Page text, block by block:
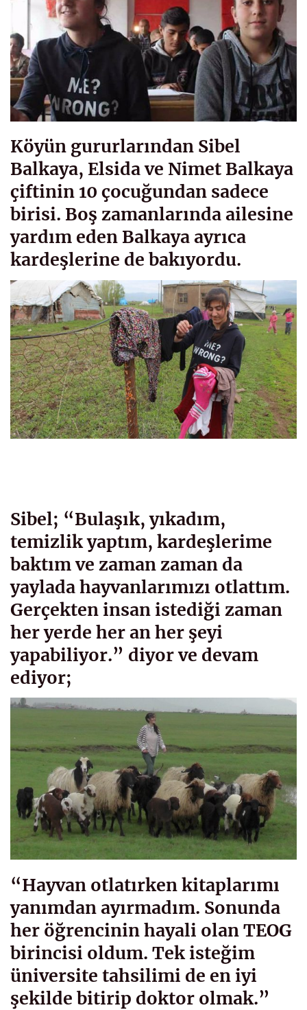
Köyün gururlarından Sibel
Balkaya, Elsida ve Nimet Balkaya
çiftinin 10 çocuğundan sadece
birisi. Boş zamanlarında ailesine
yardım eden Balkaya ayrıca
kardeşlerine de bakıyordu.
Sibel; “Bulaşık, yıkadım,
temizlik yaptım, kardeşlerime
baktım ve zaman zaman da
yaylada hayvanlarımızı otlattım.
Gerçekten insan istediği zaman
her yerde her an her şeyi
yapabiliyor.” diyor ve devam
ediyor;
“Hayvan otlatırken kitaplarımı
yanımdan ayırmadım. Sonunda
her öğrencinin hayali olan TEOG
birincisi oldum. Tek isteğim
üniversite tahsilimi de en iyi
şekilde bitirip doktor olmak.”